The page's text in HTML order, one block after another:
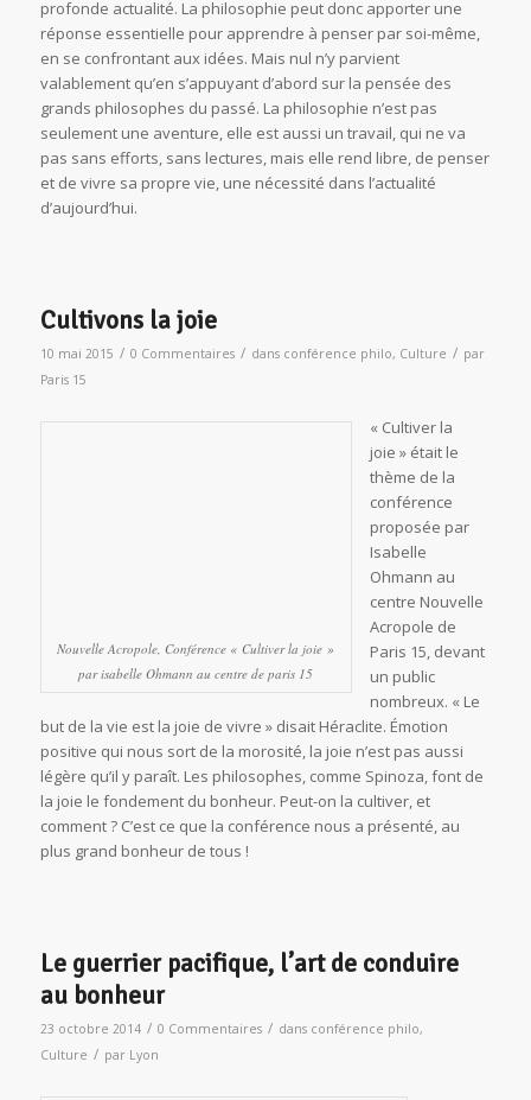
profonde actualité. La philosophie peut donc apporter une
réponse essentielle pour apprendre à penser par soi-même,
en se confrontant aux idées. Mais nul n’y parvient
valablement qu’en s’appuyant d’abord sur la pensée des
grands philosophes du passé. La philosophie n’est pas
seulement une aventure, elle est aussi un travail, qui ne va
pas sans efforts, sans lectures, mais elle rend libre, de penser
et de vivre sa propre vie, une nécessité dans l’actualité
d’aujourd’hui.
Cultivons la joie
10 mai 2015 / 0 Commentaires / dans conférence philo, Culture / par
Paris 15
Nouvelle Acropole, Conférence « Cultiver la joie »
par isabelle Ohmann au centre de paris 15
« Cultiver la
joie » était le
thème de la
conférence
proposée par
Isabelle
Ohmann au
centre Nouvelle
Acropole de
Paris 15, devant
un public
nombreux. « Le
but de la vie est la joie de vivre » disait Héraclite. Émotion
positive qui nous sort de la morosité, la joie n’est pas aussi
légère qu’il y paraît. Les philosophes, comme Spinoza, font de
la joie le fondement du bonheur. Peut-on la cultiver, et
comment ? C’est ce que la conférence nous a présenté, au
plus grand bonheur de tous !
Le guerrier pacifique, l’art de conduire
au bonheur
23 octobre 2014 / 0 Commentaires / dans conférence philo,
Culture / par Lyon